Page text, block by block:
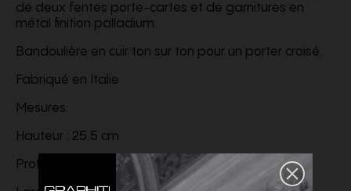
de deux fentes porte-cartes et de garnitures en
métal finition palladium.
Bandoulière en cuir ton sur ton pour un porter croisé.
Fabriqué en Italie
Mesures:
Hauteur : 25.5 cm
Profondeur : 6 cm